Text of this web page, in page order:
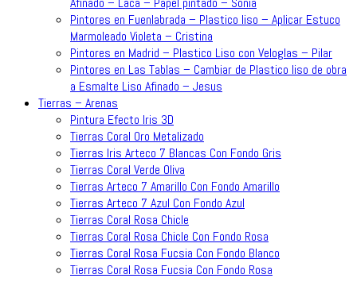
Pintores en Fuenlabrada – Plastico liso – Aplicar Estuco
Marmoleado Violeta – Cristina
Pintores en Madrid – Plastico Liso con Veloglas – Pilar
Pintores en Las Tablas – Cambiar de Plastico liso de obra
a Esmalte Liso Afinado – Jesus
Tierras – Arenas
Pintura Efecto Iris 3D
Tierras Coral Oro Metalizado
Tierras Iris Arteco 7 Blancas Con Fondo Gris
Tierras Coral Verde Oliva
Tierras Arteco 7 Amarillo Con Fondo Amarillo
Tierras Arteco 7 Azul Con Fondo Azul
Tierras Coral Rosa Chicle
Tierras Coral Rosa Chicle Con Fondo Rosa
Tierras Coral Rosa Fucsia Con Fondo Blanco
Tierras Coral Rosa Fucsia Con Fondo Rosa